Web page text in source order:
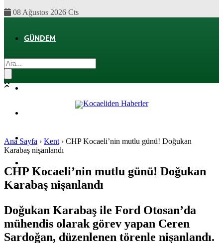
08 Ağustos 2026 Cts
GÜNDEM
SPOR
SAĞLIK
Ana Sayfa › Kent › CHP Kocaeli’nin mutlu günü! Doğukan
Karabaş nişanlandı
CHP Kocaeli’nin mutlu günü! Doğukan
Karabaş nişanlandı
Doğukan Karabaş ile Ford Otosan’da
mühendis olarak görev yapan Ceren
Sardoğan, düzenlenen törenle nişanlandı.